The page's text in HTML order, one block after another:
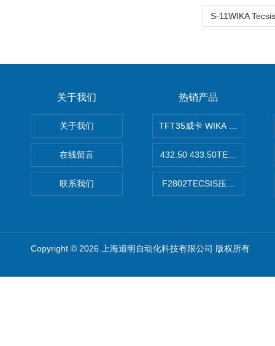
关于我们
关于我们
在线留言
联系我们
热销产品
TFT35威卡 WIKA Tecsis 温
432.50 433.50TECSIS压力表
F2802TECSIS压力传感器
Copyright © 2026 上海追明自动化科技有限公司 版权所有